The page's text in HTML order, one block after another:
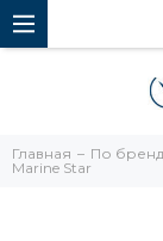
Главная По
Marine Star